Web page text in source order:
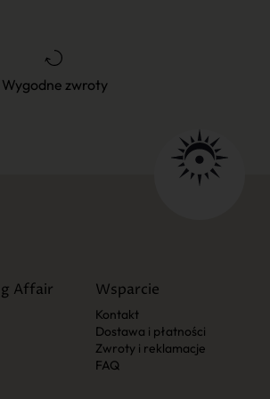
Wygodne zwroty
Affair Wsparcie
Kontakt
Dostawa i płatności
Zwroty i reklamacje
FAQ